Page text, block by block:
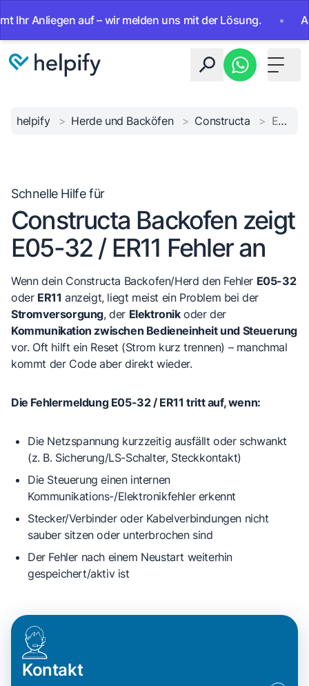
auf – wir melden uns mit der Lösung. • Ab
Toggle
helpify > Herde und Backöfen > Constructa > E05-32/ER11 Fehler
Schnelle Hilfe für
Constructa Backofen zeigt
E05-32 / ER11 Fehler an
Wenn dein Constructa Backofen/Herd den Fehler E05-32
oder ER11 anzeigt, liegt meist ein Problem bei der
Stromversorgung, der Elektronikoder der
Kommunikation zwischen Bedieneinheit und Steuerung
vor. Oft hilft ein Reset (Strom kurz trennen) – manchmal
kommt der Code aber direkt wieder.
Die Fehlermeldung E05-32 / ER11 tritt auf, wenn:
Die Netzspannung kurzzeitig ausfällt oder schwankt
(z. B. Sicherung/LS-Schalter, Steckkontakt)
Die Steuerung einen internen
Kommunikations-/Elektronikfehler erkennt
Stecker/Verbinder oder Kabelverbindungen nicht
sauber sitzen oder unterbrochen sind
Der Fehler nach einem Neustart weiterhin
gespeichert/aktiv ist
Kontakt